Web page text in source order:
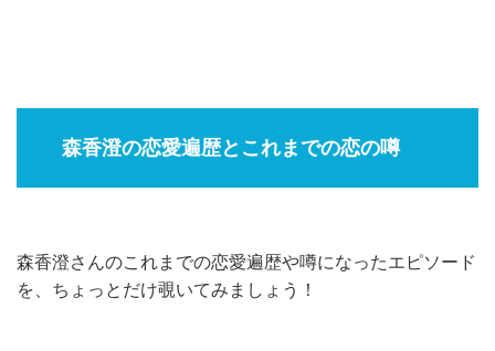
森香澄の恋愛遍歴とこれまでの恋の噂
森香澄さんのこれまでの恋愛遍歴や噂になったエピソード
を、ちょっとだけ覗いてみましょう！